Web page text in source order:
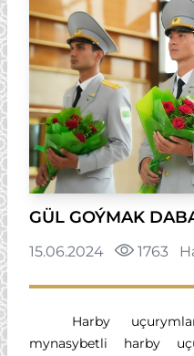
GÜL GOÝMAK
15.06.2024 1763
Harby
mynasybetli harby